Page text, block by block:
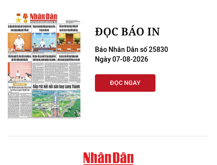
VỀ BÁO NHÂN DÂN
THỜI NAY
NHÂN DÂN CUỐI TUẦN
NHÂN DÂN HẰNG THÁNG
MUA BÁO
ĐỌC BÁO IN
ĐỌC BÁO IN
Báo Nhân Dân số 25830
Ngày 07-08-2026
ĐỌC NGAY